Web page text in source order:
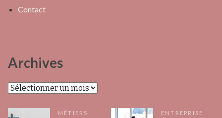
Contact
Archives
Archives
MÉTIERS ENTREPRISE